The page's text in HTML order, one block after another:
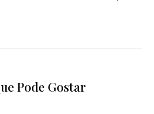
Pode Gostar